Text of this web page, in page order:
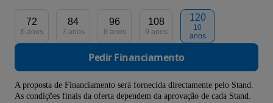
72
6 anos
84
7 anos
96
8 anos
108
9 anos
120
10
anos
Pedir Financiamento
A proposta de Financiamento será fornecida directamente pelo Stand.
As condições finais da oferta dependem da aprovação de cada Stand.